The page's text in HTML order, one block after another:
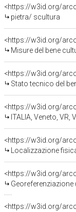
<https://w3id.org/
pietra/ scultura
<https://w3id.org/
Misure del bene
<https://w3id.org/
Stato tecnico del
<https://w3id.org/
ITALIA, Veneto, VR,
<https://w3id.org/
Localizzazione
<https://w3id.org/
Georeferenziazione
<https://w3id.org/